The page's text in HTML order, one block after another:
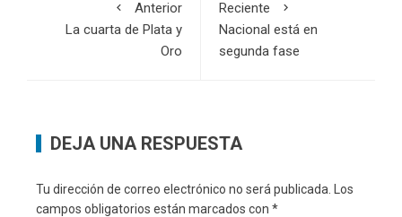
Anterior
La cuarta de Plata y
Oro
Reciente
Nacional está en
segunda fase
DEJA UNA RESPUESTA
Tu dirección de correo electrónico no será publicada.
Los
campos obligatorios están marcados con *